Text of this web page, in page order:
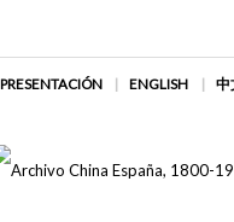
PRESENTACIÓN ENGLISH 中